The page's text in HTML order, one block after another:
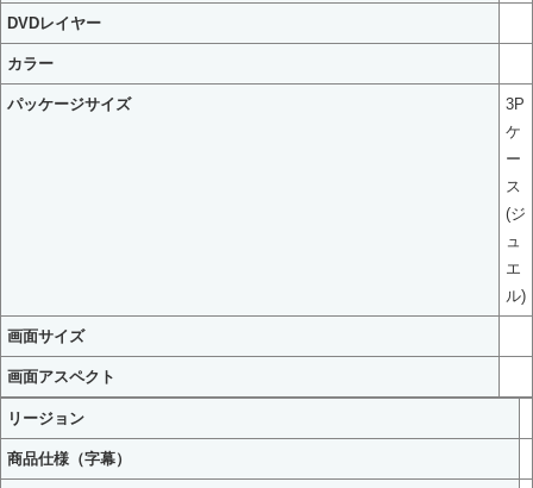
DVDレイヤー
カラー
パッケージサイズ
3P
ケ
ー
ス
(ジ
ュ
エ
ル)
画面サイズ
画面アスペクト
リージョン
商品仕様（字幕）